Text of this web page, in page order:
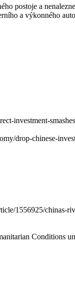
postoje a
a výkonného
investment-
drop-chinese-
1556925/chinas-
Conditions